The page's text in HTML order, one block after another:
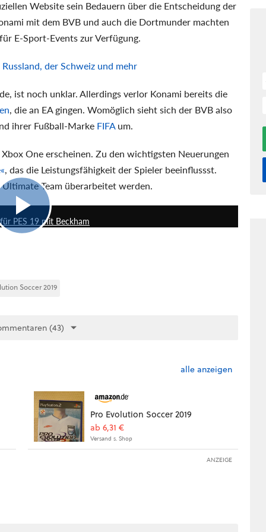
Website sein Bedauern über die Entscheidung der
mit dem BVB und auch die Dortmunder machten
E-Sport-Events zur Verfügung.
der Schweiz und mehr
ist noch unklar. Allerdings verlor Konami bereits die
, die an EA gingen. Womöglich sieht sich der BVB also
ihrer Fußball-Marke FIFAum.
One erscheinen. Zu den wichtigsten Neuerungen
, das die Leistungsfähigkeit der Spieler beeinflussst.
Team überarbeitet werden.
PES 19 mit Beckham
Soccer 2019
(43)
alle anzeigen
Pro Evolution Soccer 2019
ab 6,31 €
Versand s. Shop
ANZEIGE